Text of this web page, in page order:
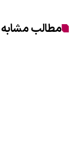
مطالب مشابه